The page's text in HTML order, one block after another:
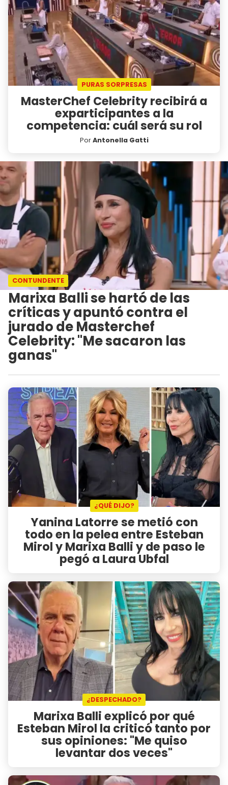
PURAS SORPRESAS
MasterChef Celebrity recibirá a
exparticipantes a la
competencia: cuál será su rol
PorAntonella Gatti
CONTUNDENTE
Marixa Balli se hartó de las
críticas y apuntó contra el
jurado de Masterchef
Celebrity: "Me sacaron las
ganas"
¿QUÉ DIJO?
Yanina Latorre se metió con
todo en la pelea entre Esteban
Mirol y Marixa Balli y de paso le
pegó a Laura Ubfal
¿DESPECHADO?
Marixa Balli explicó por qué
Esteban Mirol la criticó tanto por
sus opiniones: "Me quiso
levantar dos veces"